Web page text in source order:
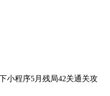
小程序5月残局42关通关攻